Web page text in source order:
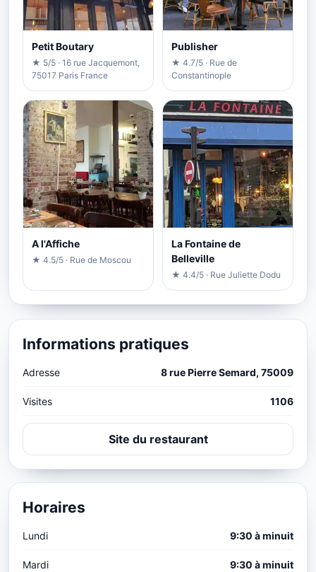
Petit Boutary
★ 5/5 · 16 rue Jacquemont,
75017 Paris France
Publisher
★ 4.7/5 · Rue de
Constantinople
A l'Affiche
★ 4.5/5 · Rue de Moscou
La Fontaine de
Belleville
★ 4.4/5 · Rue Juliette Dodu
Informations pratiques
Adresse 8 rue Pierre Semard, 75009
Visites 1106
Site du restaurant
Horaires
Lundi 9:30 à minuit
Mardi 9:30 à minuit